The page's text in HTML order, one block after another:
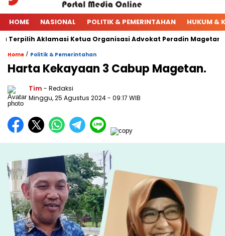
HOME NASIONAL POLITIK & PEMERINTAHAN HUKUM &
Aklamasi Ketua Organisasi Advokat Peradin Magetan.
Home / Politik & Pemerintahan
Harta Kekayaan 3 Cabup Magetan.
Tim - Redaksi
Minggu, 25 Agustus 2024- 09:17 WIB